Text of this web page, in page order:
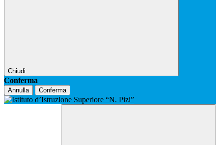
Chiudi
Conferma
Annulla Conferma